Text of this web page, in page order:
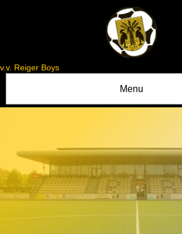
v.v. Reiger Boys
Menu